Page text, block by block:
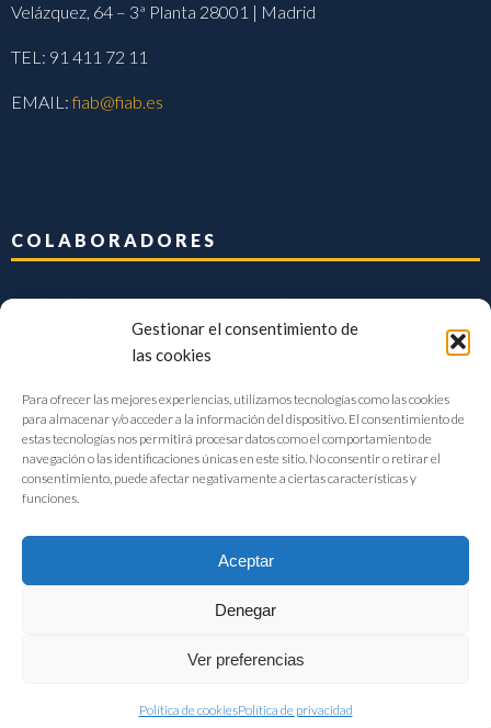
Gestionar el consentimiento de
las cookies
Para ofrecer las mejores experiencias, utilizamos tecnologías como las cookies
para almacenar y/o acceder a la información del dispositivo. El consentimiento de
estas tecnologías nos permitirá procesar datos como el comportamiento de
navegación o las identificaciones únicas en este sitio. No consentir o retirar el
consentimiento, puede afectar negativamente a ciertas características y
funciones.
Aceptar
Denegar
Ver preferencias
Política de cookiesPolítica de privacidad
Velázquez, 64 – 3ª Planta 28001 | Madrid
TEL: 91 411 72 11
EMAIL:fiab@fiab.es
COLABORADORES
FIAB Federación Española de Industrias de la Alimentación y Bebidas